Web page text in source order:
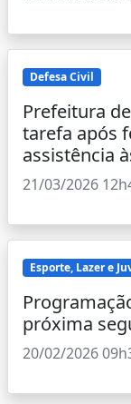
Defesa Civil
Prefeitura
tarefa após
assistência
21/03/2026
Esporte, Lazer e
próxima
20/02/2026